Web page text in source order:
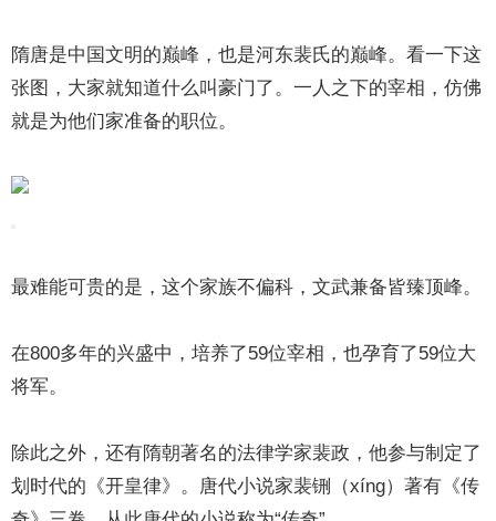
隋唐是中国文明的巅峰，也是河东裴氏的巅峰。看一下这
张图，大家就知道什么叫豪门了。一人之下的宰相，仿佛
就是为他们家准备的职位。
最难能可贵的是，这个家族不偏科，文武兼备皆臻顶峰。
在800多年的兴盛中，培养了59位宰相，也孕育了59位大
将军。
除此之外，还有隋朝著名的法律学家裴政，他参与制定了
划时代的《开皇律》。唐代小说家裴铏（xíng）著有《传